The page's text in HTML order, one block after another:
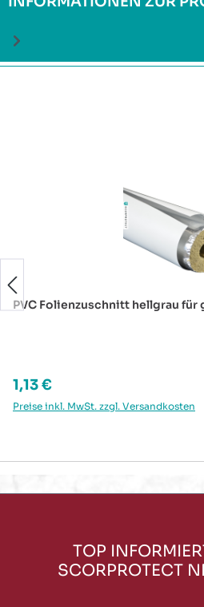
PVC Folienzuschnitt hellgrau für
Regulärer Preis:
1,13 €
Preise inkl. MwSt. zzgl. Versandkosten
TOP
SCORPROTECT